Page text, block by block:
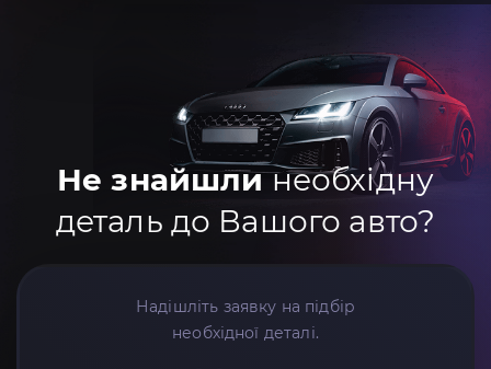
Не знайшлинеобхідну
деталь до Вашого авто?
Надішліть заявку на підбір
необхідної деталі.